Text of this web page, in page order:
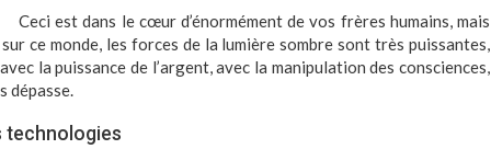
Ceci est dans le cœur d’énormément de vos frères humains, mais
ce monde, les forces de la lumière sombre sont très puissantes,
la puissance de l’argent, avec la manipulation des consciences,
dépasse.
technologies